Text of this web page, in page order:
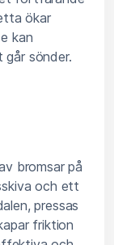
ökar
kan
går sönder.
bromsar på
och ett
pressas
friktion